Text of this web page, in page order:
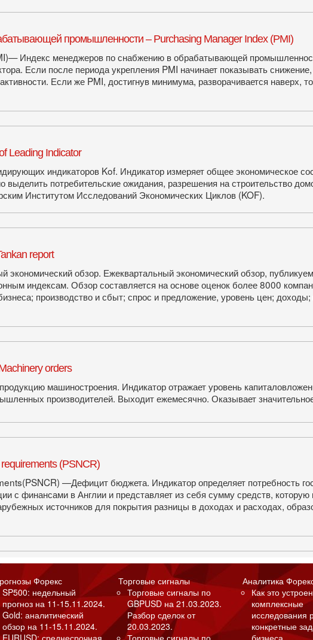
промышленности – Purchasing Manager Index (PMI)
Индекс менеджеров по снабжению в обрабатывающей
Если после периода укрепления PMI начинает показывать
Если же PMI, достигнув минимума, разворачивается наверх,
Leading Indicator
индикаторов Kof. Индикатор измеряет общее экономическое
выделить потребительские ожидания, разрешения на строительство
Институтом Исследований Экономических Циклов (KOF).
report
обзор. Ежеквартальный экономический обзор,
индексам. Обзор составляется на основе оценок более 8000
производство и сбыт; спрос и предложение, уровень цен;
orders
машиностроения. Индикатор отражает уровень
производителей. Выходит ежемесячно. Оказывает
(PSNCR)
—Дефицит бюджета. Индикатор определяет потребность
с финансами в Англии и представляет из себя сумму средств,
источников для покрытия разницы в доходах и расходах,
Форекс
SP500: недельный
прогноз на 11-15.11.2024.
Gold: аналитический
обзор на 11-15.11.2024.
Торговые сигналы
Торговые сигналы по
GBPUSD на 21.03.2023.
Разбор сделок от
20.03.2023.
Аналитика
Как это
комплексные
исследования
конкретные